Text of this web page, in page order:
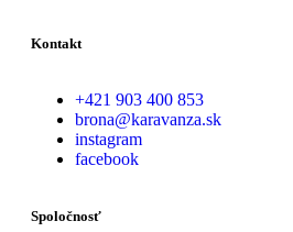
Kontakt
+421 903 400 853
brona@karavanza.sk
instagram
facebook
Spoločnosť